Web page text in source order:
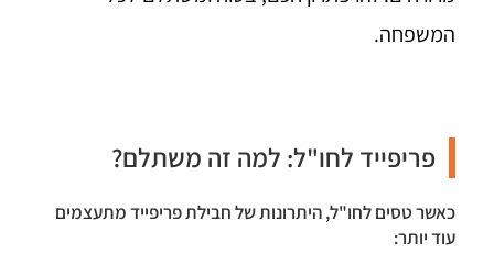
המשפחה.
פריפייד לחו"ל: למה זה משתלם?
כאשר טסים לחו"ל, היתרונות של חבילת פריפייד מתעצמים
עוד יותר: